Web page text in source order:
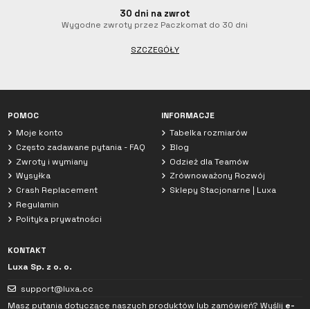
30 dni na zwrot
Wygodne zwroty przez Paczkomat do 30 dni
SZCZEGÓŁY
POMOC
Moje konto
Często zadawane pytania - FAQ
Zwroty i wymiany
Wysyłka
Crash Replacement
Regulamin
Polityka prywatności
INFORMACJE
Tabelka rozmiarów
Blog
Odzież dla Teamów
Zrównoważony Rozwój
Sklepy Stacjonarne | Luxa
KONTAKT
Luxa Sp. z o. o.
support@luxa.cc
Masz pytania dotyczące naszych produktów lub zamówień? Wyślij e-